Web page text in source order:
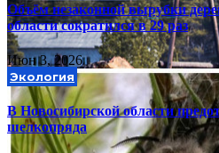
Объём незаконной вырубки
области сократился в 29 раз
Июн 3, 2026
Экология
В Новосибирской области
шелкопряда